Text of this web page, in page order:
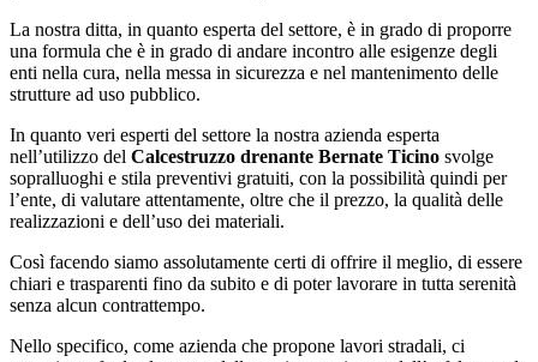
La nostra ditta, in quanto esperta del settore, è in grado di proporre
una formula che è in grado di andare incontro alle esigenze degli
enti nella cura, nella messa in sicurezza e nel mantenimento delle
strutture ad uso pubblico.
In quanto veri esperti del settore la nostra azienda esperta
nell’utilizzo del Calcestruzzo drenante Bernate Ticino svolge
sopralluoghi e stila preventivi gratuiti, con la possibilità quindi per
l’ente, di valutare attentamente, oltre che il prezzo, la qualità delle
realizzazioni e dell’uso dei materiali.
Così facendo siamo assolutamente certi di offrire il meglio, di essere
chiari e trasparenti fino da subito e di poter lavorare in tutta serenità
senza alcun contrattempo.
Nello specifico, come azienda che propone lavori stradali, ci